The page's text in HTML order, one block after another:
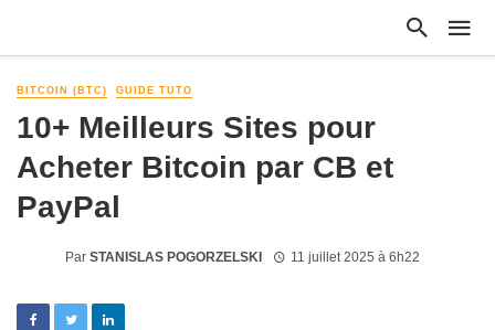
BITCOIN (BTC) GUIDE TUTO
10+ Meilleurs Sites pour
Acheter Bitcoin par CB et
PayPal
Par STANISLAS POGORZELSKI 11 juillet 2025 à 6h22